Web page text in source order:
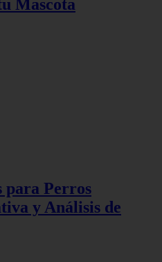
Mascota
para Perros
y Análisis de